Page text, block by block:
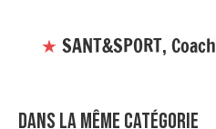
★ SANT&SPORT,
Dans la même catégorie